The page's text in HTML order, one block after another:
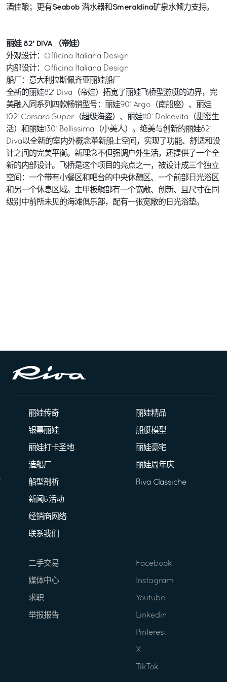
酒佳酿；更有 Seabob 潜水器和 Smeraldina矿泉水倾力支持。
丽娃 82’ DIVA （帝娃）
外观设计：Officina Italiana Design
内部设计：Officina Italiana Design
船厂：意大利拉斯佩齐亚丽娃船厂
全新的丽娃82’ Diva（帝娃）拓宽了丽娃飞桥型游艇的边界，完
美融入同系列四款畅销型号：丽娃90’ Argo（南船座）、丽娃
102’ Corsaro Super（超级海盗）、丽娃110’ Dolcevita（甜蜜生
活）和丽娃130’ Bellissima（小美人）。绝美与创新的丽娃82’
Diva以全新的室内外概念革新船上空间，实现了功能、舒适和设
计之间的完美平衡。新理念不但强调户外生活，还提供了一个全
新的内部设计。飞桥是这个项目的亮点之一，被设计成三个独立
空间：一个带有小餐区和吧台的中央休憩区、一个前部日光浴区
和另一个休息区域。主甲板艉部有一个宽敞、创新、且尺寸在同
级别中前所未见的海滩俱乐部，配有一张宽敞的日光浴垫。
丽娃传奇
银幕丽娃
丽娃打卡圣地
造船厂
船型剖析
新闻&活动
经销商网络
联系我们
丽娃精品
船艇模型
丽娃豪宅
丽娃周年庆
Riva Classiche
二手交易
媒体中心
求职
举报报告
Facebook
Instagram
Youtube
Linkedin
Pinterest
X
TikTok